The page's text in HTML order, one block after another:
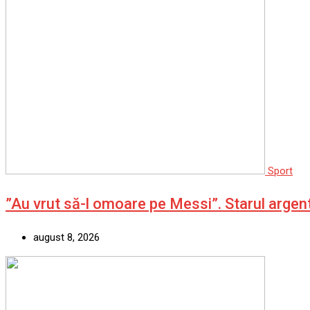
Sport
”Au vrut să-l omoare pe Messi”. Starul
august 8, 2026